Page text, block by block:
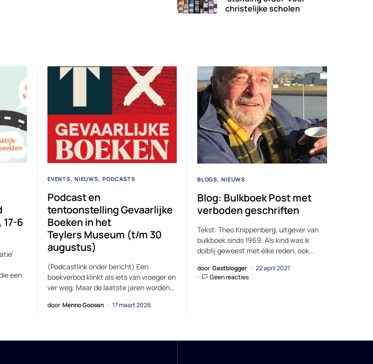
christelijke scholen
6
een
EVENTS NIEUWS PODCASTS
Podcast en
tentoonstelling Gevaarlijke
Boeken in het
Teylers Museum (t/m 30
augustus)
(Podcastlink onder bericht) Een
boekverbod klinkt als iets van vroeger en
ver weg. Maar de laatste jaren worden…
door Menno Goosen 17 maart 2026
BLOGS NIEUWS
Blog: Bulkboek Post met
verboden geschriften
Tekst: Theo Knippenberg, uitgever van
bulkboek sinds 1969. Als kind was ik
dolblij geweest met élke reden, ook…
door Gastblogger
22 april 2021
Geen reacties